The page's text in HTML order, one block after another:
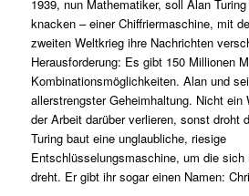
1939, nun Mathematiker, soll Alan
knacken – einer Chiffriermaschine, mit
zweiten Weltkrieg ihre Nachrichten
Herausforderung: Es gibt 150 Millionen
Kombinationsmöglichkeiten. Alan und
allerstrengster Geheimhaltung. Nicht ein
der Arbeit darüber verlieren, sonst droht
Turing baut eine unglaubliche, riesige
Entschlüsselungsmaschine, um die sich
dreht. Er gibt ihr sogar einen Namen: